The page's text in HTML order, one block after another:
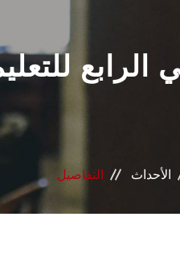
الرابع
الأحداث التفاصيل